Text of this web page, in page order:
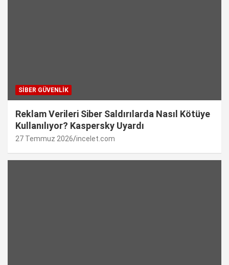
SIBER GÜVENLIK
Reklam Verileri Siber Saldırılarda Nasıl Kötüye
Kullanılıyor? Kaspersky Uyardı
27 Temmuz 2026 incelet.com